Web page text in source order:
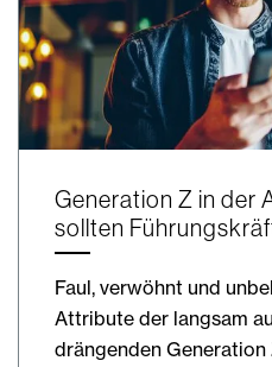
Generation Z in der
sollten
Faul, verwöhnt und
Attribute der langsam
drängenden Generation